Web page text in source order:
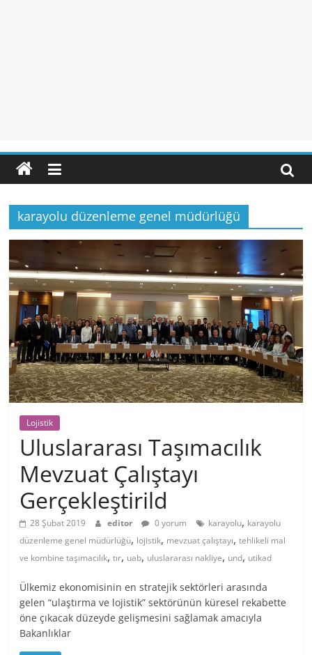
karayolu düzenleme genel müdürlüğü
Lojistik
Uluslararası Taşımacılık
Mevzuat Çalıştayı
Gerçekleştirild
28 Şubat 2019 editor 0 yorum karayolu, karayolu
düzenleme genel müdürlüğü, lojistik, mevzuat çalıştayı,tehlikeli mal
ve kombine taşımacılık,tır, uab, uluslararası nakliye, und, utikad
Ülkemiz ekonomisinin en stratejik sektörleri arasında
gelen “ulaştırma ve lojistik” sektörünün küresel rekabette
öne çıkacak düzeyde gelişmesini sağlamak amacıyla
Bakanlıklar